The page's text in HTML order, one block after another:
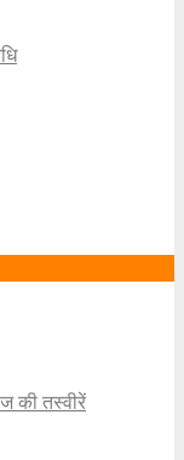
की तस्वीरें